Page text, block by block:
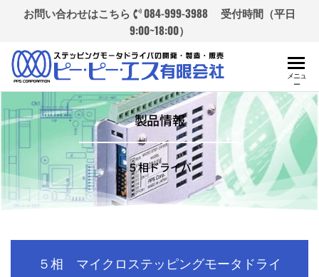
お問い合わせはこちら 084-999-3988
受付時間（平日
9:00~18:00）
ー・
ピ
ー・
エス
（有）
は、
ASIC・
FPGA・
マイコ
ンな
ど、最
先端の
デバイ
社独自
メニュ
ー
製品情報
５相ドライバ
５相 マイクロステッピングモータドライ